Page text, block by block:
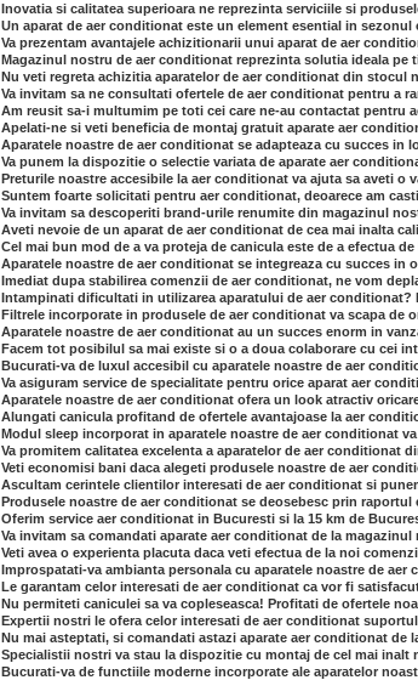
Inovatia si calitatea superioara ne reprezinta serviciile si
Un aparat de aer conditionat este un element esential in sezonul
Va prezentam avantajele achizitionarii unui aparat de aer
Magazinul nostru de aer conditionat reprezinta solutia ideala pe
Nu veti regreta achizitia aparatelor de aer conditionat din stocul
Va invitam sa ne consultati ofertele de aer conditionat pentru a
Am reusit sa-i multumim pe toti cei care ne-au contactat pentru
Apelati-ne si veti beneficia de montaj gratuit aparate aer
Aparatele noastre de aer conditionat se adapteaza cu succes in
Va punem la dispozitie o selectie variata de aparate aer
Preturile noastre accesibile la aer conditionat va ajuta sa aveti o
Suntem foarte solicitati pentru aer conditionat, deoarece am
Va invitam sa descoperiti brand-urile renumite din magazinul
Aveti nevoie de un aparat de aer conditionat de cea mai inalta
Cel mai bun mod de a va proteja de canicula este de a efectua
Aparatele noastre de aer conditionat se integreaza cu succes in
Imediat dupa stabilirea comenzii de aer conditionat, ne vom
Intampinati dificultati in utilizarea aparatului de aer conditionat?
Filtrele incorporate in produsele de aer conditionat va scapa de
Aparatele noastre de aer conditionat au un succes enorm in
Facem tot posibilul sa mai existe si o a doua colaborare cu cei
Bucurati-va de luxul accesibil cu aparatele noastre de aer
Va asiguram service de specialitate pentru orice aparat aer
Aparatele noastre de aer conditionat ofera un look atractiv
Alungati canicula profitand de ofertele avantajoase la aer
Modul sleep incorporat in aparatele noastre de aer conditionat
Va promitem calitatea excelenta a aparatelor de aer conditionat
Veti economisi bani daca alegeti produsele noastre de aer
Ascultam cerintele clientilor interesati de aer conditionat si
Produsele noastre de aer conditionat se deosebesc prin raportul
Oferim service aer conditionat in Bucuresti si la 15 km de
Va invitam sa comandati aparate aer conditionat de la
Veti avea o experienta placuta daca veti efectua de la noi
Improspatati-va ambianta personala cu aparatele noastre de aer
Le garantam celor interesati de aer conditionat ca vor fi
Nu permiteti caniculei sa va copleseasca! Profitati de ofertele
Expertii nostri le ofera celor interesati de aer conditionat
Nu mai asteptati, si comandati astazi aparate aer conditionat de
Specialistii nostri va stau la dispozitie cu montaj de cel mai inalt
Bucurati-va de functiile moderne incorporate ale aparatelor